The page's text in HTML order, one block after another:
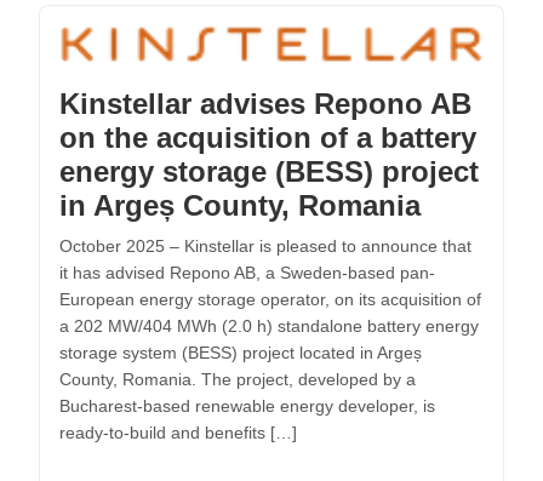
Kinstellar advises Repono AB
on the acquisition of a battery
energy storage (BESS) project
in Argeș County, Romania
October 2025 – Kinstellar is pleased to announce that
it has advised Repono AB, a Sweden-based pan-
European energy storage operator, on its acquisition of
a 202 MW/404 MWh (2.0 h) standalone battery energy
storage system (BESS) project located in Argeș
County, Romania. The project, developed by a
Bucharest-based renewable energy developer, is
ready-to-build and benefits […]